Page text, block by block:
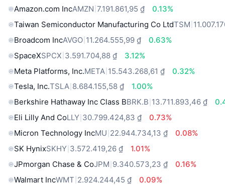
Amazon.com IncAMZN 7.191.861,95 ₫
0.13%
Taiwan Semiconductor Manufacturing Co LtdTSM
Broadcom IncAVGO 11.264.555,99 ₫
0.63%
SpaceXSPCX 3.591.704,88 ₫
3.12%
Meta Platforms, Inc.META 15.543.268,61 ₫
0.32%
Tesla, Inc.TSLA 8.684.155,58 ₫
1.00%
Berkshire Hathaway Inc Class BBRK.B 13.711.893,46 ₫
Eli Lilly And CoLLY 30.799.424,83 ₫
0.73%
Micron Technology IncMU 22.944.734,13 ₫
0.08%
SK HynixSKHY 3.572.419,26 ₫
1.01%
JPmorgan Chase & CoJPM 9.340.573,23 ₫
0.16%
Walmart IncWMT 2.924.244,45 ₫ 0.09%